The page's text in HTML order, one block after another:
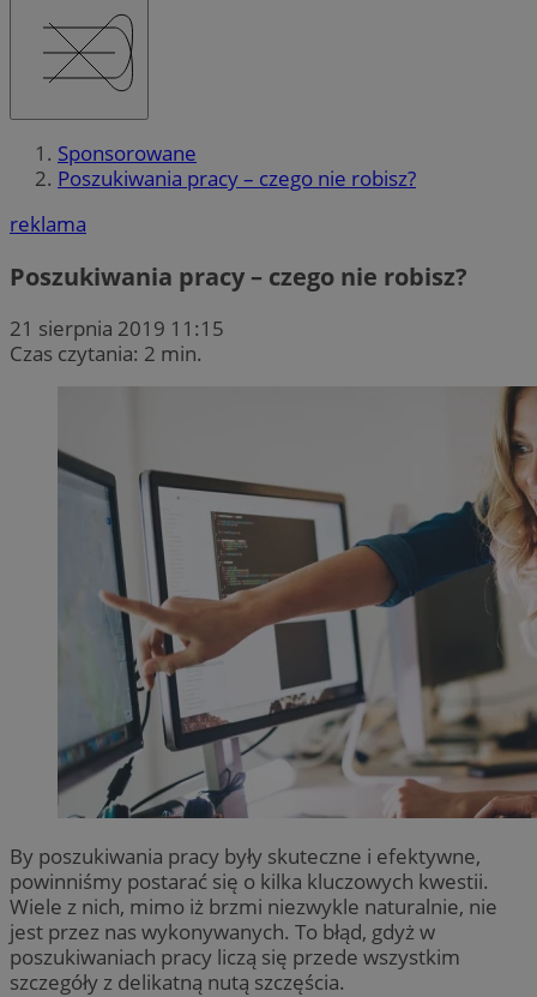
Sponsorowane
Poszukiwania pracy – czego nie robisz?
reklama
Poszukiwania pracy – czego nie robisz?
21 sierpnia 2019 11:15
Czas czytania: 2 min.
By poszukiwania pracy były skuteczne i efektywne,
powinniśmy postarać się o kilka kluczowych kwestii.
Wiele z nich, mimo iż brzmi niezwykle naturalnie, nie
jest przez nas wykonywanych. To błąd, gdyż w
poszukiwaniach pracy liczą się przede wszystkim
szczegóły z delikatną nutą szczęścia.